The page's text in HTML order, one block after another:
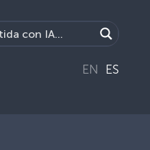
EN ES